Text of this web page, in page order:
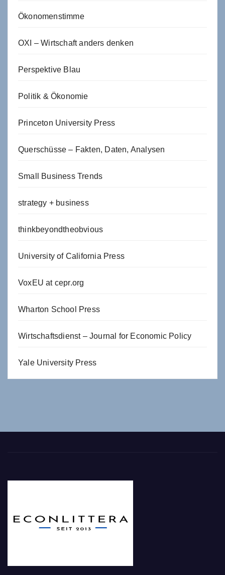
Ökonomenstimme
OXI – Wirtschaft anders denken
Perspektive Blau
Politik & Ökonomie
Princeton University Press
Querschüsse – Fakten, Daten, Analysen
Small Business Trends
strategy + business
thinkbeyondtheobvious
University of California Press
VoxEU at cepr.org
Wharton School Press
Wirtschaftsdienst – Journal for Economic Policy
Yale University Press